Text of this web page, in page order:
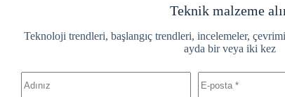
Teknik malzeme
Teknoloji trendleri, başlangıç ​​trendleri, incelemeler,
ayda bir veya iki kez